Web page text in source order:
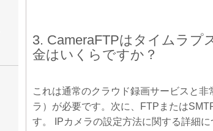
3. CameraFTPはタイムラ
金はいくらですか？
これは通常のクラウド録画サービスと
ラ）が必要です。次に、FTPまたは
す。 IPカメラの設定方法に関する詳細に